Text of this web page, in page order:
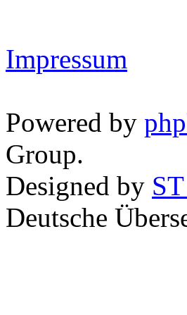
Impressum
Powered by
Group.
Designed by
Deutsche